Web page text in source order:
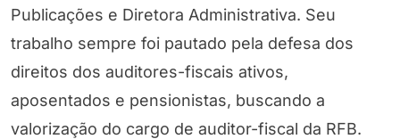
Publicações e Diretora Administrativa. Seu
trabalho sempre foi pautado pela defesa dos
direitos dos auditores-fiscais ativos,
aposentados e pensionistas, buscando a
valorização do cargo de auditor-fiscal da RFB.